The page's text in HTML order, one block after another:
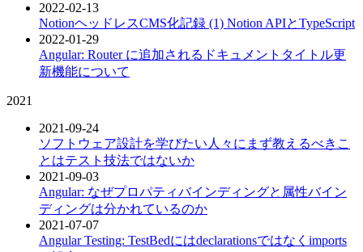
2022-02-13
NotionヘッドレスCMS化記録 (1) Notion APIとTypeScript
2022-01-29
Angular: Router に追加されるドキュメントタイトル更
新機能について
2021
2021-09-24
ソフトウェア設計を学びたい人々にまず教えるべきこ
とはテスト技法ではないか
2021-09-03
Angular: なぜプロパティバインディングと属性バイン
ディングは分かれているのか
2021-07-07
Angular Testing: TestBedにはdeclarationsではなくimports